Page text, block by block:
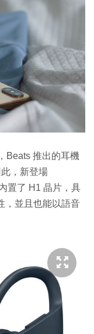
Beats 推出的耳機
，新登場
置了 H1 晶片，具
，並且也能以語音